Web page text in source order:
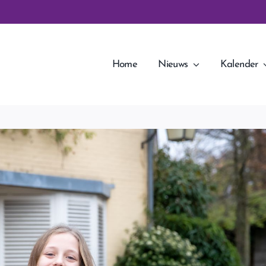
Home Nieuws Kalender